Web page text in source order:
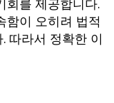
회를 제공합니다.
함이 오히려 법적
따라서 정확한 이